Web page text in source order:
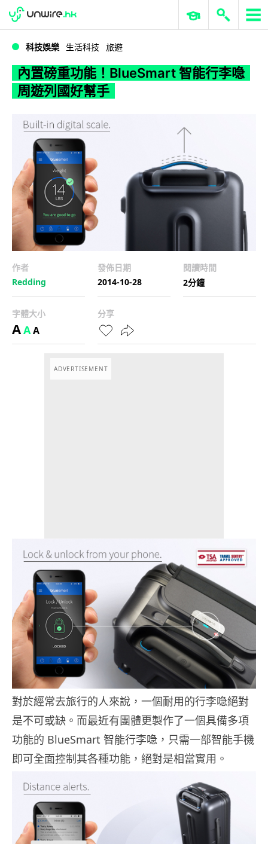
WWDC 2026 ERP 與商業 AI
科技娛樂 生活科技 旅遊
內置磅重功能！BlueSmart 智能行李喼
周遊列國好幫手
作者
Redding
發佈日期
2014-10-28
閱讀時間
2分鐘
字體大小
AAA
分享
ADVERTISEMENT
對於經常去旅行的人來說，一個耐用的行李喼絕對
是不可或缺。而最近有團體更製作了一個具備多項
功能的 BlueSmart 智能行李喼，只需一部智能手機
即可全面控制其各種功能，絕對是相當實用。